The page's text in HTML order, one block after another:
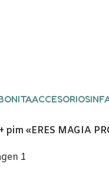
ACCESORIOS
«ERES MAGIA